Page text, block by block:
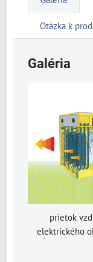
Otázka k
Galéria
prietok
elektrického